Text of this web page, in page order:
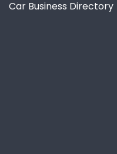
Car Business Directory